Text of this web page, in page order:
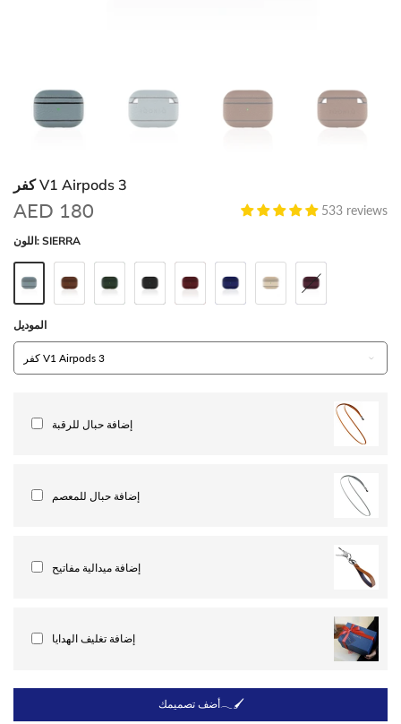
كفر V1 Airpods 3
AED 180 533 reviews
اللون: SIERRA
الموديل
إضافة حبال للرقبة
إضافة حبال للمعصم
إضافة ميدالية مفاتيح
إضافة تغليف الهدايا
أضف تصميمك𓂃🖌